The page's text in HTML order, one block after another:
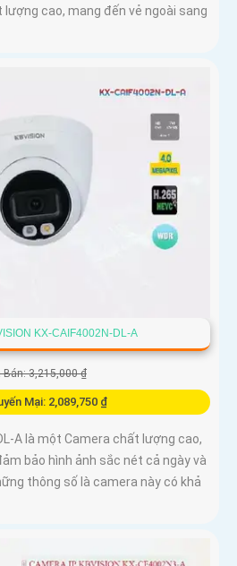
cao, mang đến vẻ ngoài sang
KX-CAIF4002N-DL-A
Bán: 3,215,000 ₫
Mại: 2,089,750 ₫
A là một Camera chất lượng cao,
bảo hình ảnh sắc nét cả ngày và
thông số là camera này có khả